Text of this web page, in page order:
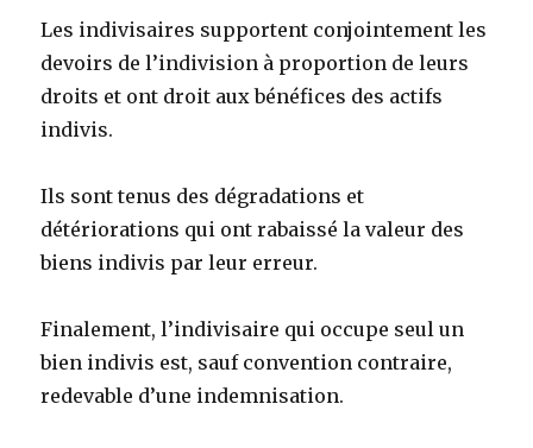
Les indivisaires supportent conjointement les
devoirs de l’indivision à proportion de leurs
droits et ont droit aux bénéfices des actifs
indivis.
Ils sont tenus des dégradations et
détériorations qui ont rabaissé la valeur des
biens indivis par leur erreur.
Finalement, l’indivisaire qui occupe seul un
bien indivis est, sauf convention contraire,
redevable d’une indemnisation.